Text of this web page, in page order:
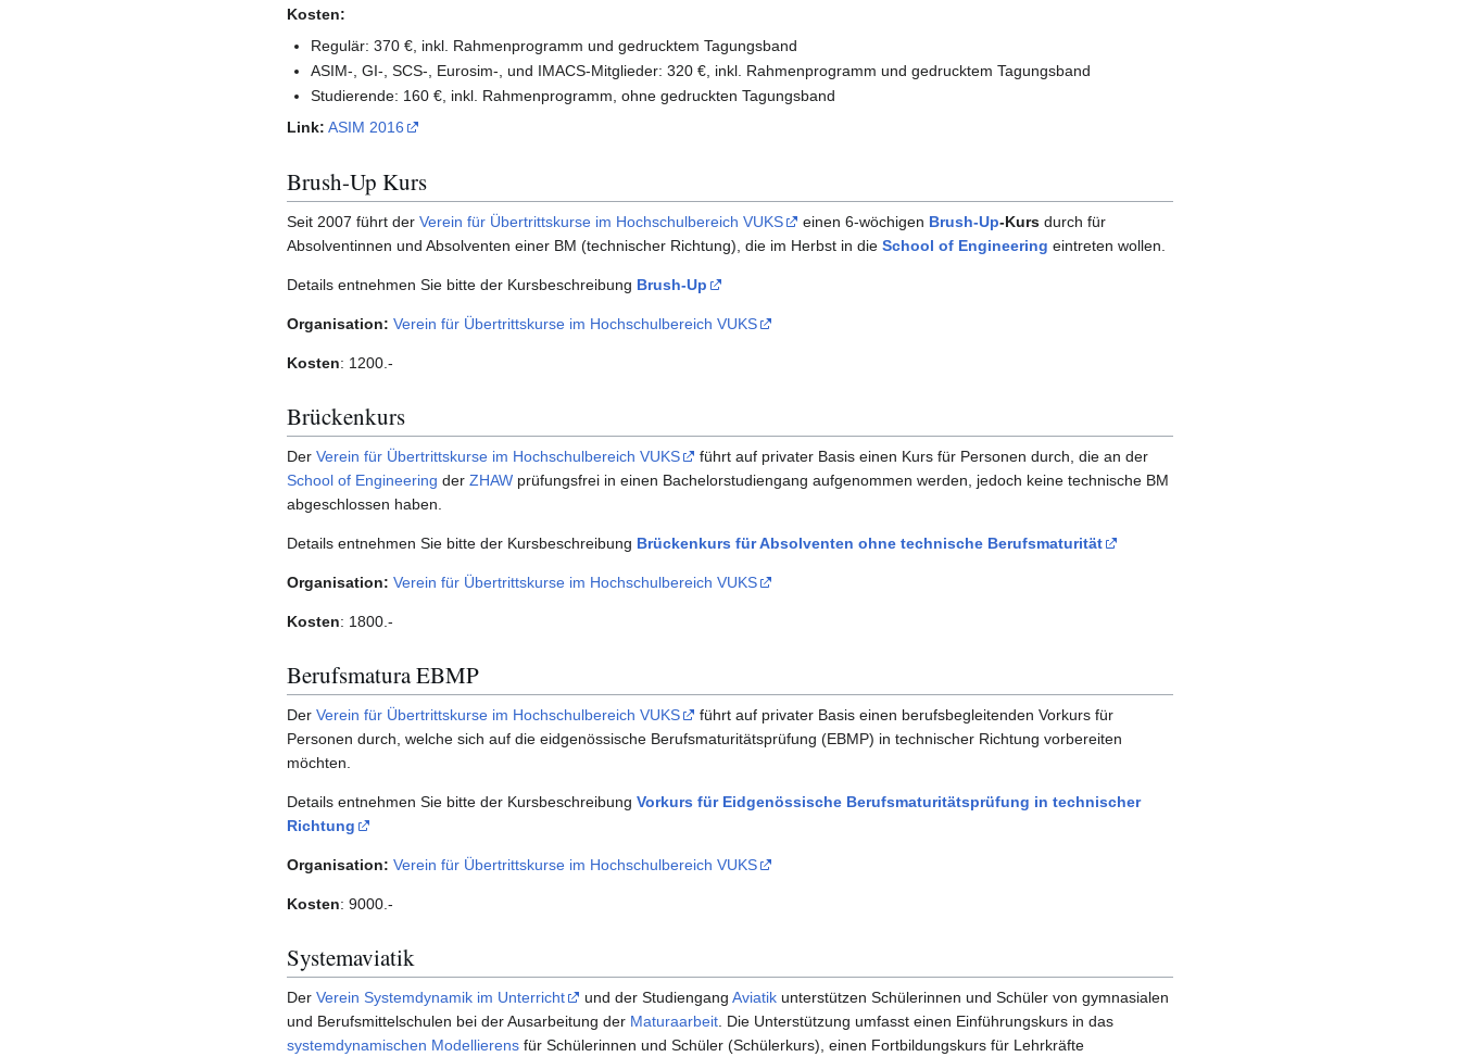
Kosten:
Regulär: 370 €, inkl. Rahmenprogramm und gedrucktem Tagungsband
ASIM-, GI-, SCS-, Eurosim-, und IMACS-Mitglieder: 320 €, inkl. Rahmenprogramm und gedrucktem Tagungsband
Studierende: 160 €, inkl. Rahmenprogramm, ohne gedruckten Tagungsband
Link: ASIM 2016
Brush-Up Kurs
Seit 2007 führt der Verein für Übertrittskurse im Hochschulbereich VUKS einen 6-wöchigen Brush-Up-Kurs durch für
Absolventinnen und Absolventen einer BM (technischer Richtung), die im Herbst in die School of Engineering eintreten wollen.
Details entnehmen Sie bitte der Kursbeschreibung Brush-Up
Organisation: Verein für Übertrittskurse im Hochschulbereich VUKS
Kosten: 1200.-
Brückenkurs
Der Verein für Übertrittskurse im Hochschulbereich VUKS
führt auf privater Basis einen Kurs für Personen durch, die an der
School of Engineering der ZHAW prüfungsfrei in einen Bachelorstudiengang aufgenommen werden, jedoch keine technische BM
abgeschlossen haben.
Details entnehmen Sie bitte der Kursbeschreibung Brückenkurs für Absolventen ohne technische Berufsmaturität
Organisation: Verein für Übertrittskurse im Hochschulbereich VUKS
Kosten: 1800.-
Berufsmatura EBMP
Der Verein für Übertrittskurse im Hochschulbereich VUKS
führt auf privater Basis einen berufsbegleitenden Vorkurs für
Personen durch, welche sich auf die eidgenössische Berufsmaturitätsprüfung (EBMP) in technischer Richtung vorbereiten
möchten.
Details entnehmen Sie bitte der Kursbeschreibung Vorkurs für Eidgenössische Berufsmaturitätsprüfung in technischer
Richtung
Organisation: Verein für Übertrittskurse im Hochschulbereich VUKS
Kosten: 9000.-
Systemaviatik
Der Verein Systemdynamik im Unterricht und der Studiengang Aviatik unterstützen Schülerinnen und Schüler von gymnasialen
und Berufsmittelschulen bei der Ausarbeitung der Maturaarbeit . Die Unterstützung umfasst einen Einführungskurs in das
systemdynamischen Modellierens für Schülerinnen und Schüler (Schülerkurs), einen Fortbildungskurs für Lehrkräfte